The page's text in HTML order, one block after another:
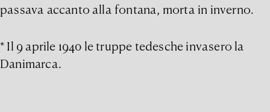
passava accanto alla fontana, morta in inverno.
* Il 9 aprile 1940 le truppe tedesche invasero la
Danimarca.